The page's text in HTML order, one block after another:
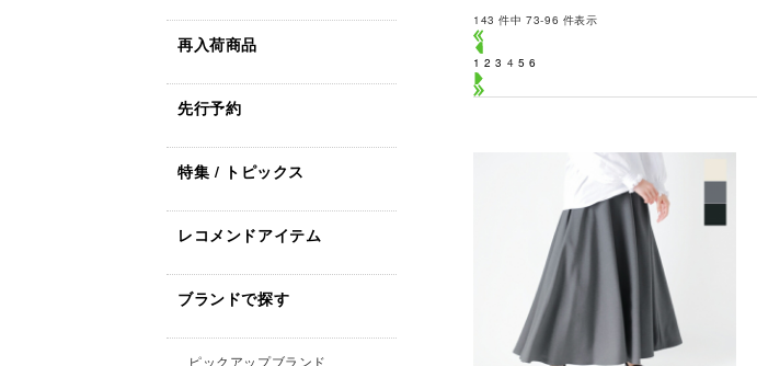
再入荷商品
先行予約
特集 / トピックス
レコメンドアイテム
ブランドで探す
ピックアップブランド
143 件中 73-96 件表示
1 2 3 4 5 6